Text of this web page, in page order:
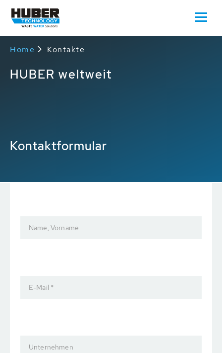
Home Kontakte
HUBER weltweit
Kontaktformular
Name, Vorname
E-Mail *
Unternehmen